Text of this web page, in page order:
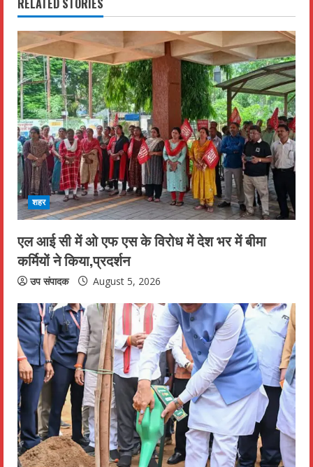
u
e
R
e
a
d
i
n
g
RELATED STORIES
शहर
एल आई सी में ओ एफ एस के विरोध में देश भर में बीमा
कर्मियों ने किया,प्रदर्शन
उप संपादक August 5, 2026